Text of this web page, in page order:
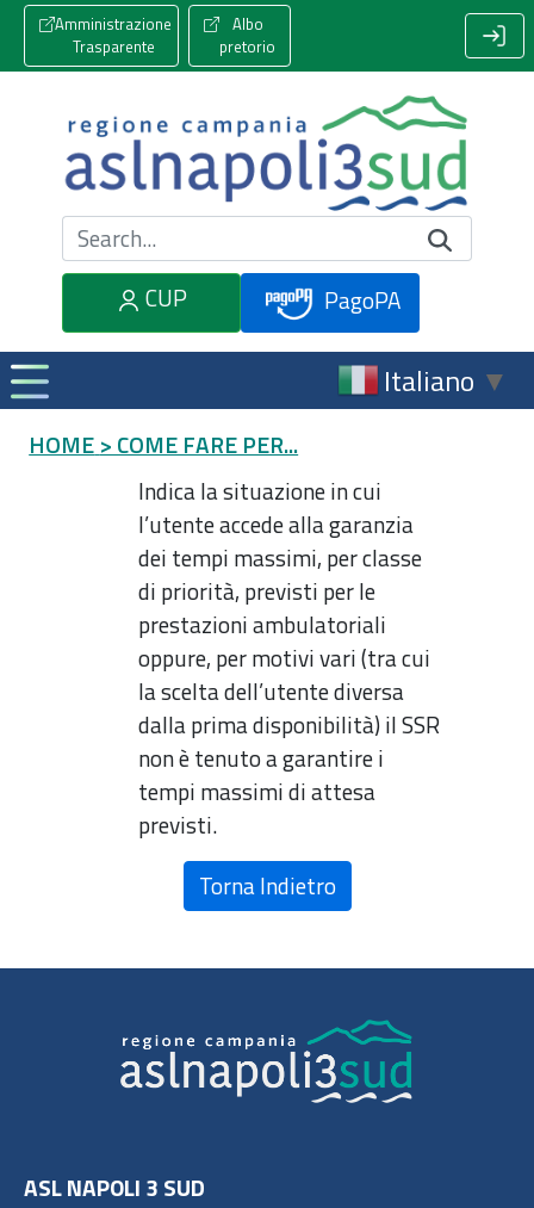
Amministrazione
Trasparente
Albo
pretorio
Cerca nel sito
CUP
PagoPA
Italiano ▼
HOME > COME FARE PER...
Indica la situazione in cui
l’utente accede alla garanzia
dei tempi massimi, per classe
di priorità, previsti per le
prestazioni ambulatoriali
oppure, per motivi vari (tra cui
la scelta dell’utente diversa
dalla prima disponibilità) il SSR
non è tenuto a garantire i
tempi massimi di attesa
previsti.
Torna Indietro
ASL NAPOLI 3 SUD